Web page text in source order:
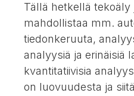
Tällä hetkellä tekoäly
mahdollistaa mm.
tiedonkeruuta,
analyysiä ja erinäisiä
kvantitatiivisia
on luovuudesta ja